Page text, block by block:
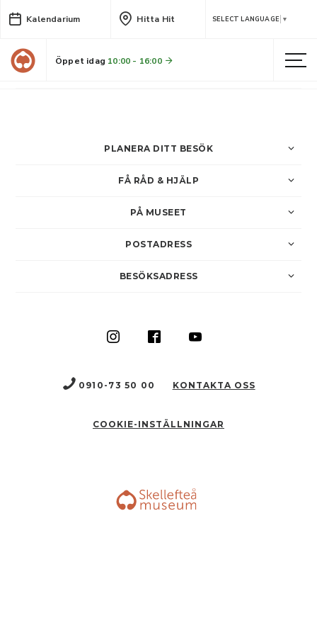
Kalendarium Hitta Hit SELECT LANGUAGE ▼
Öppet idag 10:00 - 16:00
Livesändning i samband med
PLANERA DITT BESÖK
FÅ RÅD & HJÄLP
PÅ MUSEET
POSTADRESS
BESÖKSADRESS
0910-73 50 00 KONTAKTA OSS
COOKIE-INSTÄLLNINGAR